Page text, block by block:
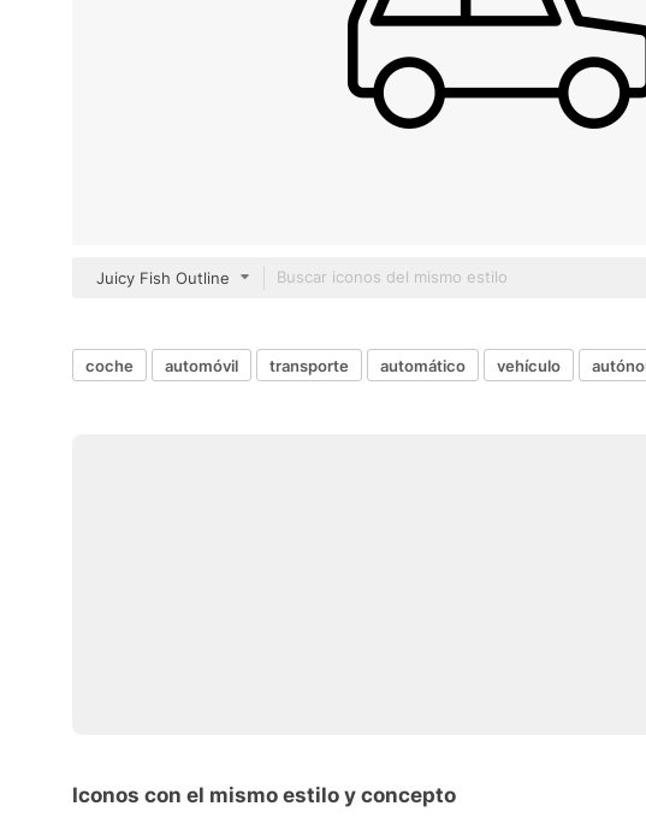
Juicy Fish Outline
coche automóvil transporte automático vehículo
Iconos con el mismo estilo y concepto